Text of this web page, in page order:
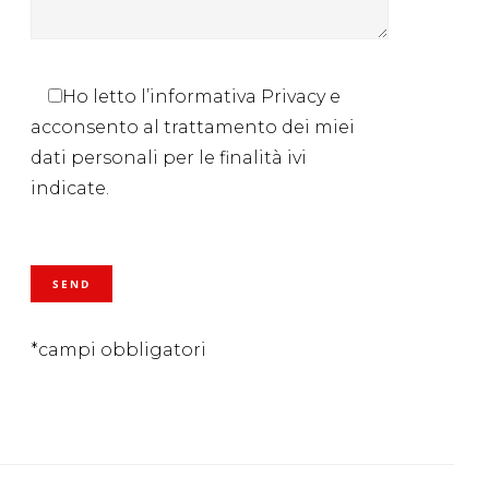
Ho letto l’informativa Privacy e
acconsento al trattamento dei miei
dati personali per le finalità ivi
indicate.
*campi obbligatori